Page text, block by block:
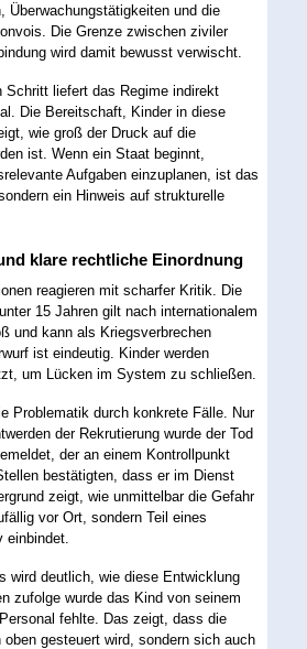
Überwachungstätigkeiten und die
Die Grenze zwischen ziviler
wird damit bewusst verwischt.
Schritt liefert das Regime indirekt
Die Bereitschaft, Kinder in diese
wie groß der Druck auf die
ist. Wenn ein Staat beginnt,
Aufgaben einzuplanen, ist das
ein Hinweis auf strukturelle
klare rechtliche Einordnung
reagieren mit scharfer Kritik. Die
15 Jahren gilt nach internationalem
und kann als Kriegsverbrechen
ist eindeutig. Kinder werden
um Lücken im System zu schließen.
Problematik durch konkrete Fälle. Nur
der Rekrutierung wurde der Tod
der an einem Kontrollpunkt
bestätigten, dass er im Dienst
zeigt, wie unmittelbar die Gefahr
vor Ort, sondern Teil eines
wird deutlich, wie diese Entwicklung
zufolge wurde das Kind von seinem
fehlte. Das zeigt, dass die
gesteuert wird, sondern sich auch